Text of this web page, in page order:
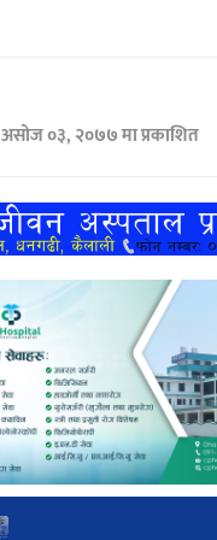
०३, २०७७ मा प्रकाशित